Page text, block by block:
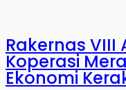
Rakernas VIII
Koperasi
Ekonomi